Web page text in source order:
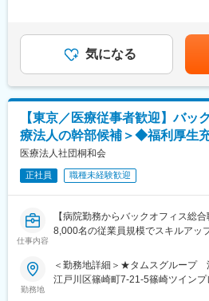
ただいた方も多くいます。
※リモートワーク不可
【タムスさくら病院江戸川について
病床数378床のケアミックス病院で
・回復期リハビリテーション病棟
東京都から認知症疾患医療センタ
患者さま・地域の医療ニーズに応え
ら仕事ができる環境です。
大手医療・福祉グループの”タムス
すさ』をご用意しています！
・歯のホワイトニング、白玉注射
の社員割引
・スキルアップのための研修や資
・頑張りを見逃さない風土！待遇
き、別途支給します。※年俸制のた
金はあくまでも目安の金額であり
があります。月給(月額)は固定手当
気になる
【東京／医療従事者歓迎】バッ
療法人の幹部候補＞◆福利厚生
医療法人社団桐和会
正社員 職種未経験歓迎
仕事内容
【病院勤務からバックオフィス総
8,000名の従業員規模でスキルアッ
寮社宅・退職金制度有】
【はじめに】
勤務地
＜勤務地詳細＞★タムスグループ
江戸川区篠崎町7-21-5篠崎ツインプ